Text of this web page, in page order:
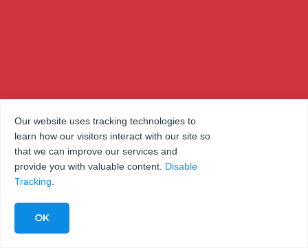
Our website uses tracking technologies to
learn how our visitors interact with our site so
that we can improve our services and
provide you with valuable content. Disable
Tracking